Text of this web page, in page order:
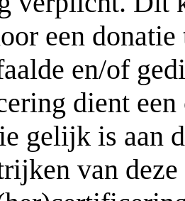
een
en/of
dient
gelijk is aan
van